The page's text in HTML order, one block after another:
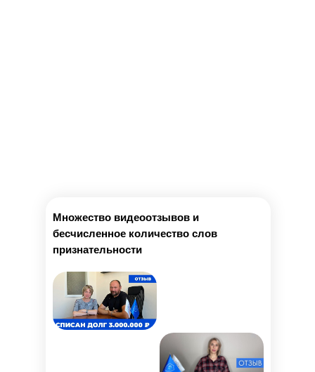
Множество видеоотзывов и
бесчисленное количество слов
признательности